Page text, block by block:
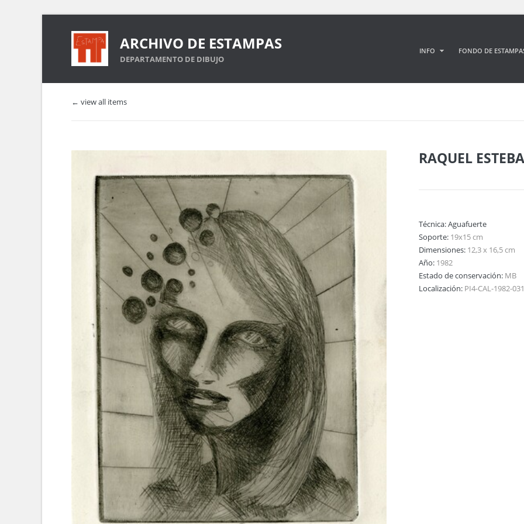
ARCHIVO DE ESTAMPAS
DEPARTAMENTO DE DIBUJO
INFO FONDO DE
← view all items
RAQUEL
Técnica:Aguafuerte
Soporte: 19x15 cm
Dimensiones: 12,3 x 16,5 cm
Año: 1982
Estado de conservación: MB
Localización: PI4-CAL-1982-031